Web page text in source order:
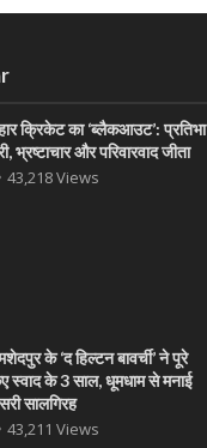
क्रिकेट का ‘ब्लैकआउट’: प्रतिभा
भ्रष्टाचार और परिवारवाद जीता
43,218 Views
के ‘द हिल्टन बावर्ची’ ने पूरे
स्वाद के 3 साल, धूमधाम से मनाई
सालगिरह
43,211 Views